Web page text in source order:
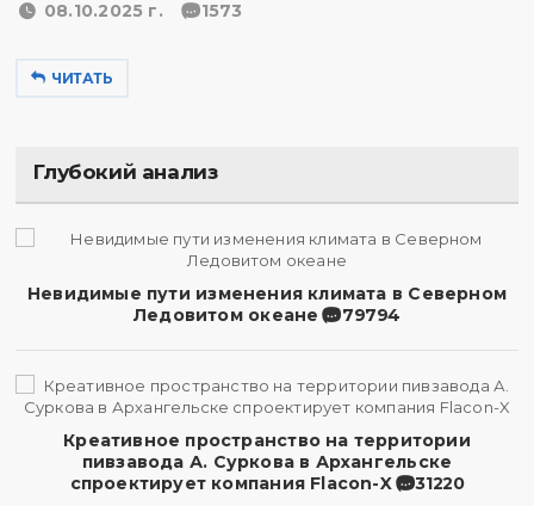
08.10.2025 г. 1573
ЧИТАТЬ
Глубокий анализ
Невидимые пути изменения климата в Северном
Ледовитом океане
79794
Креативное пространство на территории
пивзавода А. Суркова в Архангельске
спроектирует компания Flacon-X
31220